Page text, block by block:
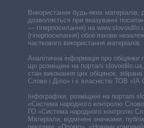
Використання будь-яких матеріалів,
дозволяється при вказуванні
— гіперпосилання) на
(гіперпосилання) обов’язкове
часткового використання матеріалів.
Аналітична інформація про обіцянки
що розміщені на порталі
стан виконання цих обіцянок,
Слово і Діло» і є власністю ТОВ «ІА
Інфографіки, розміщені на порталі
«Система народного контролю Слово
ГО «Система народного контролю
Матеріали, відмічені значками,